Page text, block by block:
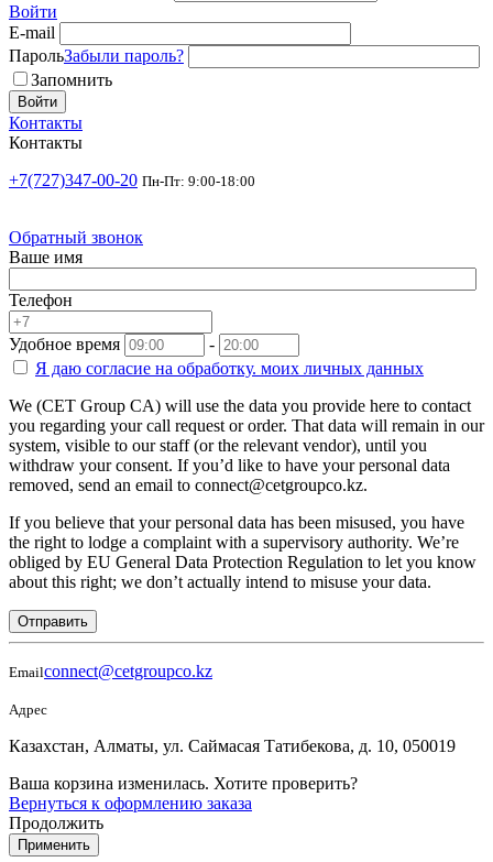
Войти
E-mail
ПарольЗабыли пароль?
Запомнить
Войти
Контакты
Контакты
+7(727)347-00-20 Пн-Пт: 9:00-18:00
Обратный звонок
Ваше имя
Телефон
Удобное время
-
Я даю согласие на обработку. моих личных данных
We (CET Group CA) will use the data you provide here to contact
you regarding your call request or order. That data will remain in our
system, visible to our staff (or the relevant vendor), until you
withdraw your consent. If you’d like to have your personal data
removed, send an email to connect@cetgroupco.kz.
If you believe that your personal data has been misused, you have
the right to lodge a complaint with a supervisory authority. We’re
obliged by EU General Data Protection Regulation to let you know
about this right; we don’t actually intend to misuse your data.
Отправить
Emailconnect@cetgroupco.kz
Адрес
Казахстан, Алматы, ул. Саймасая Татибекова, д. 10, 050019
Ваша корзина изменилась. Хотите проверить?
Вернуться к оформлению заказа
Продолжить
Применить